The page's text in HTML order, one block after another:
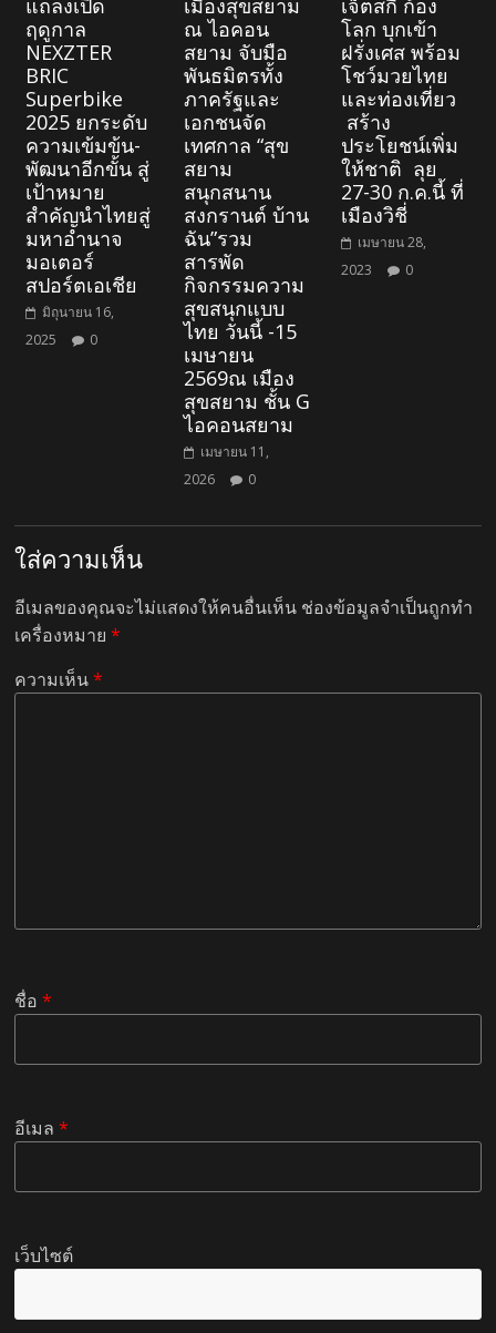
ฤดูกาล
NEXZTER
BRIC
Superbike
2025 ยกระดับ
ความเข้มข้น-
พัฒนาอีกขั้น สู่
เป้าหมาย
สำคัญนำไทยสู่
มหาอำนาจ
มอเตอร์
สปอร์ตเอเชีย
มิถุนายน 16,
2025
0
ณ ไอคอน
สยาม จับมือ
พันธมิตรทั้ง
ภาครัฐและ
เอกชนจัด
เทศกาล “สุข
สยาม
สนุกสนาน
สงกรานต์ บ้าน
ฉัน”รวม
สารพัด
กิจกรรมความ
สุขสนุกแบบ
ไทย วันนี้ -15
เมษายน
2569ณ เมือง
สุขสยาม ชั้น G
ไอคอนสยาม
เมษายน 11,
2026
0
โลก บุกเข้า
ฝรั่งเศส พร้อม
โชว์มวยไทย
และท่องเที่ยว
สร้าง
ประโยชน์เพิ่ม
ให้ชาติ ลุย
27-30 ก.ค.นี้ ที่
เมืองวิชี่
เมษายน 28,
2023
0
ใส่ความเห็น
อีเมลของคุณจะไม่แสดงให้คนอื่นเห็น ช่องข้อมูลจำเป็นถูกทำ
เครื่องหมาย*
ความเห็น*
ชื่อ*
อีเมล*
เว็บไซต์